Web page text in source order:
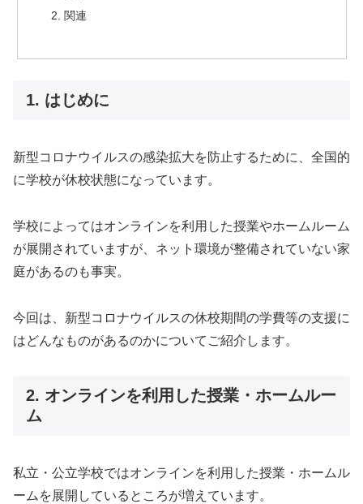
関連
1. はじめに
新型コロナウイルスの感染拡大を防止するために、全国的
に学校が休校状態になっています。
学校によってはオンラインを利用した授業やホームルーム
が展開されていますが、ネット環境が整備されていない家
庭があるのも事実。
今回は、新型コロナウイルスの休校期間の学費等の支援に
はどんなものがあるのかについてご紹介します。
2. オンラインを利用した授業・ホームルー
ム
私立・公立学校ではオンラインを利用した授業・ホームル
ームを展開しているところが増えています。